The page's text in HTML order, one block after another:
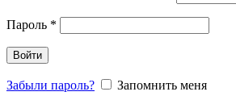
Пароль *
Войти
Забыли пароль?
Запомнить меня